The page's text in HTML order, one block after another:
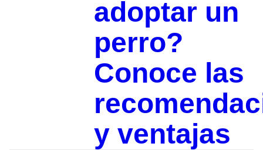
adoptar un
perro?
Conoce las
y ventajas